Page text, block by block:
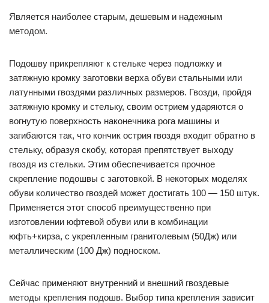
Является наиболее старым, дешевым и надежным
методом.
Подошву прикрепляют к стельке через подложку и
затяжную кромку заготовки верха обуви стальными или
латунными гвоздями различных размеров. Гвозди, пройдя
затяжную кромку и стельку, своим острием ударяются о
вогнутую поверхность наконечника рога машины и
загибаются так, что кончик острия гвоздя входит обратно в
стельку, образуя скобу, которая препятствует выходу
гвоздя из стельки. Этим обеспечивается прочное
скрепление подошвы с заготовкой. В некоторых моделях
обуви количество гвоздей может достигать 100 — 150 штук.
Применяется этот способ преимущественно при
изготовлении юфтевой обуви или в комбинации
юфть+кирза, с укрепленным гранитолевым (50Дж) или
металлическим (100 Дж) подноском.
Сейчас применяют внутренний и внешний гвоздевые
методы крепления подошв. Выбор типа крепления зависит